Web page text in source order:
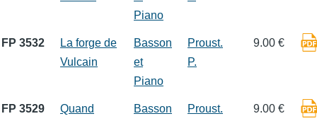
Piano
FP 3532
La forge de
Vulcain
Basson
et
Piano
Proust.
P.
9.00 €
FP 3529
Quand
Basson
Proust.
9.00 €